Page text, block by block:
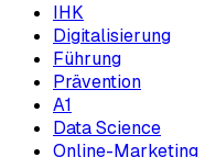
IHK
Digitalisierung
Führung
Prävention
A1
Data Science
Online-Marketing